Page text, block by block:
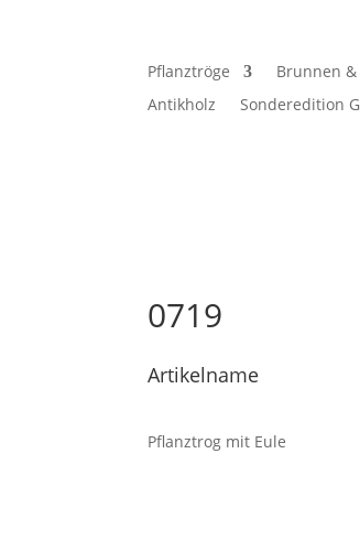
Pflanztröge Brunnen &
Antikholz
Sonderedition
0719
Artikelname
Pflanztrog mit Eule